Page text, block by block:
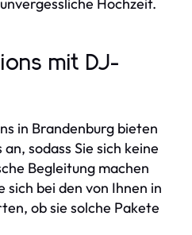
mit DJ-
in Brandenburg bieten
sodass Sie sich keine
Begleitung machen
sich bei den von Ihnen in
ob sie solche Pakete